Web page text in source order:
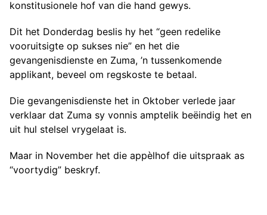
konstitusionele hof van die hand gewys.
Dit het Donderdag beslis hy het “geen redelike
vooruitsigte op sukses nie” en het die
gevangenisdienste en Zuma, ’n tussenkomende
applikant, beveel om regskoste te betaal.
Die gevangenisdienste het in Oktober verlede jaar
verklaar dat Zuma sy vonnis amptelik beëindig het en
uit hul stelsel vrygelaat is.
Maar in November het die appèlhof die uitspraak as
“voortydig” beskryf.